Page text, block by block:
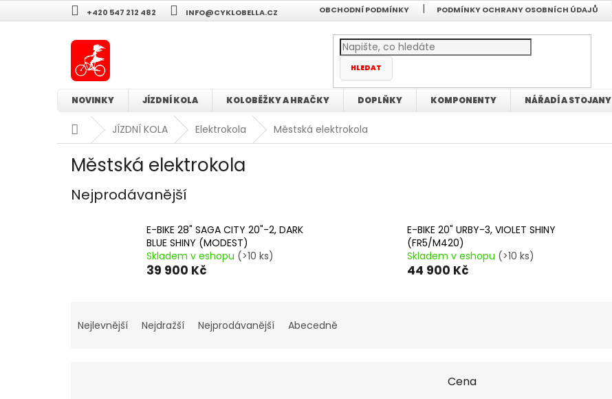
na
+420 547 212 482 INFO@CYKLOBELLA.CZ OBCHODNÍ PODMÍNKY PODMÍNKY OCHRANY OSOBNÍCH ÚDAJŮ
HLEDAT
NOVINKY JÍZDNÍ KOLA KOLOBĚŽKY A HRAČKY DOPLŇKY KOMPONENTY NÁŘADÍ A STOJANY
DomůJÍZDNÍ KOLA Elektrokola Městská elektrokola
Městská elektrokola
Nejprodávanější
E-BIKE 28" SAGA CITY 20"-2, DARK
BLUE SHINY (MODEST)
Skladem v eshopu (>10 ks)
39 900 Kč
E-BIKE 20" URBY-3, VIOLET SHINY
(FR5/M420)
Skladem v eshopu (>10 ks)
44 900 Kč
aNejlevnější Nejdražší Nejprodávanější Abecedně
Cena